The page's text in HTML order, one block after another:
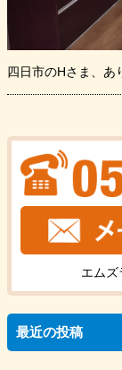
四日市のHさま、あ
エムズ
最近の投稿